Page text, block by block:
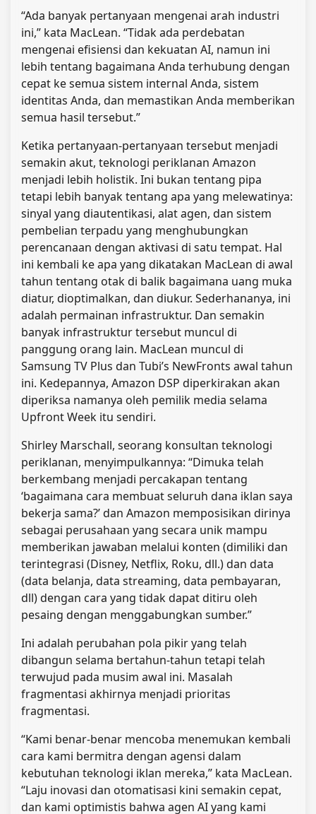
“Ada banyak pertanyaan mengenai arah industri
ini,” kata MacLean. “Tidak ada perdebatan
mengenai efisiensi dan kekuatan AI, namun ini
lebih tentang bagaimana Anda terhubung dengan
cepat ke semua sistem internal Anda, sistem
identitas Anda, dan memastikan Anda memberikan
semua hasil tersebut.”
Ketika pertanyaan-pertanyaan tersebut menjadi
semakin akut, teknologi periklanan Amazon
menjadi lebih holistik. Ini bukan tentang pipa
tetapi lebih banyak tentang apa yang melewatinya:
sinyal yang diautentikasi, alat agen, dan sistem
pembelian terpadu yang menghubungkan
perencanaan dengan aktivasi di satu tempat. Hal
ini kembali ke apa yang dikatakan MacLean di awal
tahun tentang otak di balik bagaimana uang muka
diatur, dioptimalkan, dan diukur. Sederhananya, ini
adalah permainan infrastruktur. Dan semakin
banyak infrastruktur tersebut muncul di
panggung orang lain. MacLean muncul di
Samsung TV Plus dan Tubi’s NewFronts awal tahun
ini. Kedepannya, Amazon DSP diperkirakan akan
diperiksa namanya oleh pemilik media selama
Upfront Week itu sendiri.
Shirley Marschall, seorang konsultan teknologi
periklanan, menyimpulkannya: “Dimuka telah
berkembang menjadi percakapan tentang
‘bagaimana cara membuat seluruh dana iklan saya
bekerja sama?’ dan Amazon memposisikan dirinya
sebagai perusahaan yang secara unik mampu
memberikan jawaban melalui konten (dimiliki dan
terintegrasi (Disney, Netflix, Roku, dll.) dan data
(data belanja, data streaming, data pembayaran,
dll) dengan cara yang tidak dapat ditiru oleh
pesaing dengan menggabungkan sumber.”
Ini adalah perubahan pola pikir yang telah
dibangun selama bertahun-tahun tetapi telah
terwujud pada musim awal ini. Masalah
fragmentasi akhirnya menjadi prioritas
fragmentasi.
“Kami benar-benar mencoba menemukan kembali
cara kami bermitra dengan agensi dalam
kebutuhan teknologi iklan mereka,” kata MacLean.
“Laju inovasi dan otomatisasi kini semakin cepat,
dan kami optimistis bahwa agen AI yang kami